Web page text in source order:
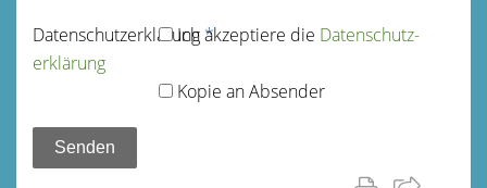
Datenschutz­erklärung*
Ich akzeptiere die Datenschutz­
erklärung
Kopie an Absender